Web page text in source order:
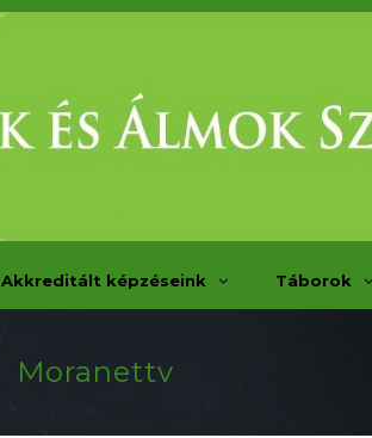
Akkreditált képzéseink Táborok
Moranettv